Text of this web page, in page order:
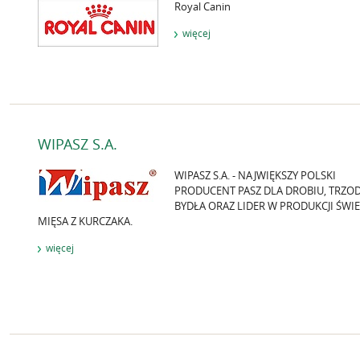
Royal Canin
więcej
WIPASZ S.A.
WIPASZ S.A. - NAJWIĘKSZY POLSKI
PRODUCENT PASZ DLA DROBIU,
BYDŁA ORAZ LIDER W PRODUKCJI
MIĘSA Z KURCZAKA.
więcej